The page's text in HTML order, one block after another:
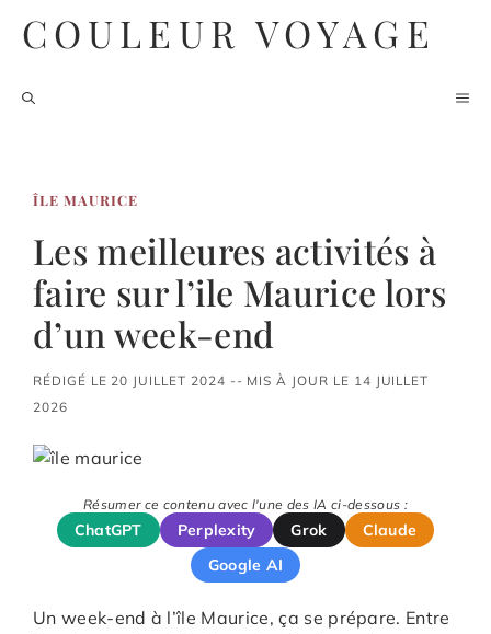
COULEUR VOYAGE
ÎLE MAURICE
Les meilleures activités à
faire sur l’ile Maurice lors
d’un week-end
RÉDIGÉ LE 20 JUILLET 2024 -- MIS À JOUR LE 14 JUILLET
2026
Résumer ce contenu avec l'une des IA ci-dessous :
ChatGPT Perplexity Grok
Claude
Google AI
Un week-end à l’île Maurice, ça se prépare. Entre